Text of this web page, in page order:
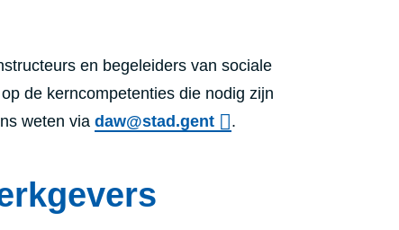
en begeleiders van sociale
de kerncompetenties die nodig zijn
weten via daw@stad.gent .